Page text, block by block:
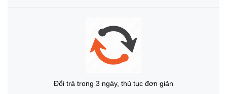
Đổi trả trong 3 ngày, thủ tục đơn giản